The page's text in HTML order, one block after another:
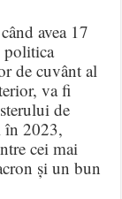
avea 17
politica
de cuvânt al
va fi
de
în 2023,
cei mai
și un bun